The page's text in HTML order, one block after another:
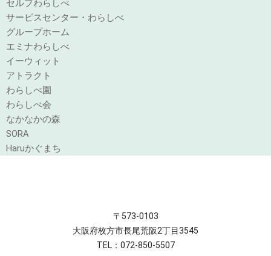
セルプわらしべ
サービスセンター・わらしべ
グループホーム
エミナわらしべ
イーウィット
アトラクト
わらしべ園
わらしべ会
なかなかの森
SORA
Haruかぐまち
〒573-0103
大阪府枚方市長尾荒阪2丁目3545
TEL：072-850-5507